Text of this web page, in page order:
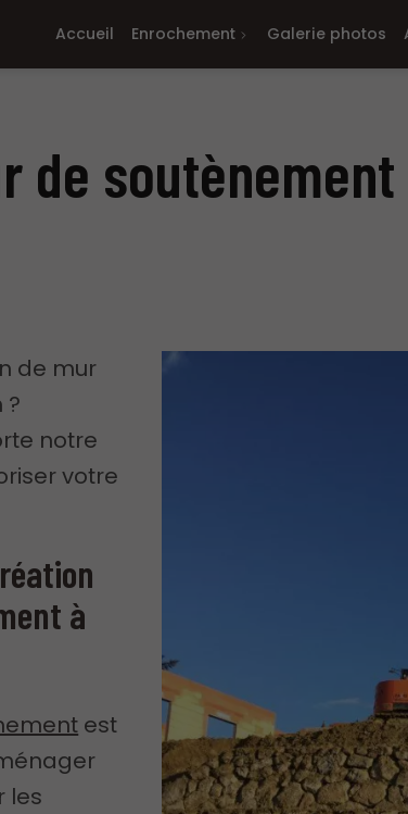
Accueil Enrochement Galerie photos
de
de mur
?
notre
votre
à
est
les